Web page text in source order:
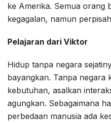
ke Amerika. Semua orang
kegagalan, namun
Pelajaran dari Viktor
Hidup tanpa negara
bayangkan. Tanpa negara
kebutuhan, asalkan
agungkan. Sebagaimana
perbedaan manusia ada